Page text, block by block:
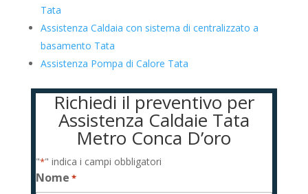
Tata
Assistenza Caldaia con sistema di centralizzato a
basamento Tata
Assistenza Pompa di Calore Tata
Richiedi il preventivo per
Assistenza Caldaie Tata
Metro Conca D’oro
"*" indica i campi obbligatori
Nome *